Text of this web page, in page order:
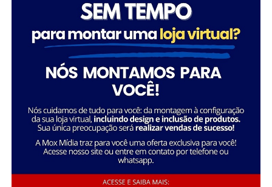
A Savana integra o Grupo Águia Branca e é especializada
na comercialização de caminhões e veículos comerciais
da Mercedes-Benz. Com forte presença nos setores de
transporte e logística, oferece um portfólio completo
de veículos, peças e serviços de oficina. Além disso,
disponibiliza soluções em pneus e recapagem,
garantindo performance e eficiência para os clientes do
segmento de transporte de cargas.
FONTE: A Savana integra o Grupo Águia Branca
feminina no setor social: “Acredito que quando as
mulheres assumem a liderança, trazem consigo uma
perspectiva única e essencial que promove a inclusão e o
desenvolvimento sustentável. Meu objetivo é continuar
inspirando e capacitando outras mulheres a seguirem
esse caminho, transformando ainda mais vidas e
Essa trajetória exemplifica como o ativismo e o
empreendedorismo social podem convergir para criar
uma carreira gratificante e de grande impacto social.
Sobre o Instituto Macedônia